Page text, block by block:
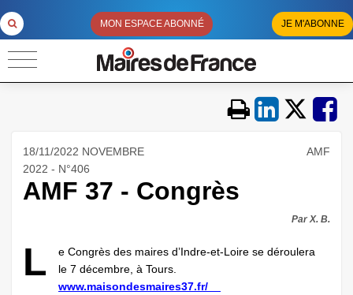
MON ESPACE ABONNÉ JE M'ABONNE
18/11/2022 NOVEMBRE
2022 - N°406
AMF
AMF 37 - Congrès
Par X. B.
L
e Congrès des maires d’Indre-et-Loire se déroulera
le 7 décembre, à Tours.
www.maisondesmaires37.fr/